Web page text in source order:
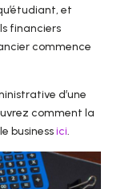
et
financiers
commence
d’une
comment la
businessici.